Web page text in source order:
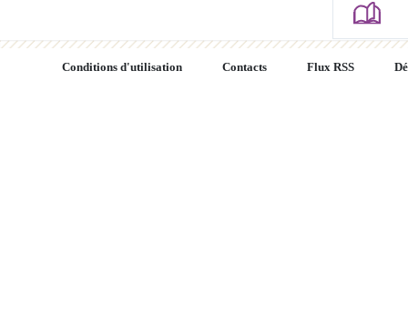
Conditions d'utilisation Contacts Flux RSS